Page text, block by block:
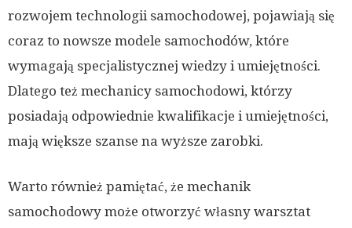
rozwojem technologii samochodowej, pojawiają się
coraz to nowsze modele samochodów, które
wymagają specjalistycznej wiedzy i umiejętności.
Dlatego też mechanicy samochodowi, którzy
posiadają odpowiednie kwalifikacje i umiejętności,
mają większe szanse na wyższe zarobki.
Warto również pamiętać, że mechanik
samochodowy może otworzyć własny warsztat